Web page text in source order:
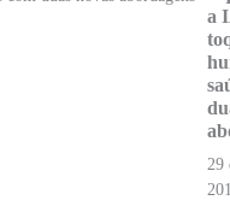
a
29